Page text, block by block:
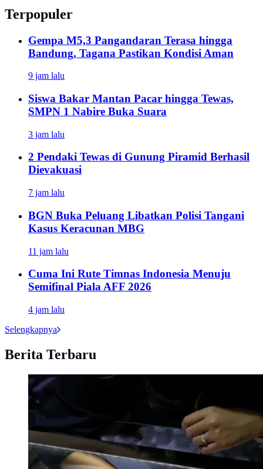
Terpopuler
Gempa M5,3 Pangandaran Terasa hingga
Bandung, Tagana Pastikan Kondisi Aman
9 jam lalu
Siswa Bakar Mantan Pacar hingga Tewas,
SMPN 1 Nabire Buka Suara
3 jam lalu
2 Pendaki Tewas di Gunung Piramid Berhasil
Dievakuasi
7 jam lalu
BGN Buka Peluang Libatkan Polisi Tangani
Kasus Keracunan MBG
11 jam lalu
Cuma Ini Rute Timnas Indonesia Menuju
Semifinal Piala AFF 2026
4 jam lalu
Selengkapnya
Berita Terbaru